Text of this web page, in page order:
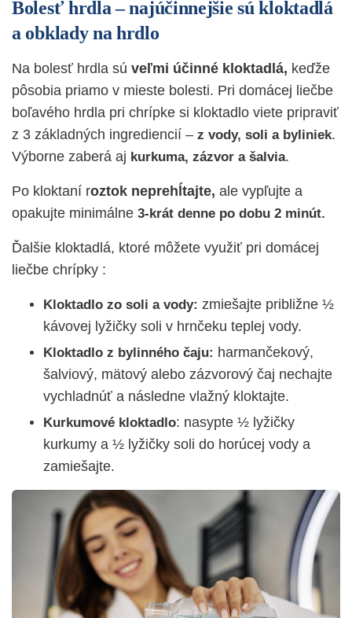
Bolesť hrdla – najúčinnejšie sú kloktadlá
a obklady na hrdlo
Na bolesť hrdla sú veľmi účinné kloktadlá, keďže
pôsobia priamo v mieste bolesti. Pri domácej liečbe
boľavého hrdla pri chrípke si kloktadlo viete pripraviť
z 3 základných ingrediencií – z vody, soli a byliniek.
Výborne zaberá aj kurkuma, zázvor a šalvia.
Po kloktaní roztok neprehĺtajte, ale vypľujte a
opakujte minimálne 3-krát denne po dobu 2 minút.
Ďalšie kloktadlá, ktoré môžete využiť pri domácej
liečbe chrípky :
Kloktadlo zo soli a vody: zmiešajte približne ½
kávovej lyžičky soli v hrnčeku teplej vody.
Kloktadlo z bylinného čaju: harmančekový,
šalviový, mätový alebo zázvorový čaj nechajte
vychladnúť a následne vlažný kloktajte.
Kurkumové kloktadlo: nasypte ½ lyžičky
kurkumy a ½ lyžičky soli do horúcej vody a
zamiešajte.